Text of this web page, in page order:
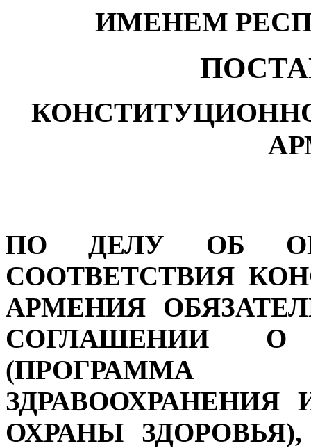
ИМЕНЕМ
ПО ДЕЛУ ОБ
СООТВЕТСТВИЯ
АРМЕНИЯ
СОГЛАШЕНИИ О
(ПРОГРАММА
ЗДРАВООХРАНЕНИЯ
ОХРАНЫ